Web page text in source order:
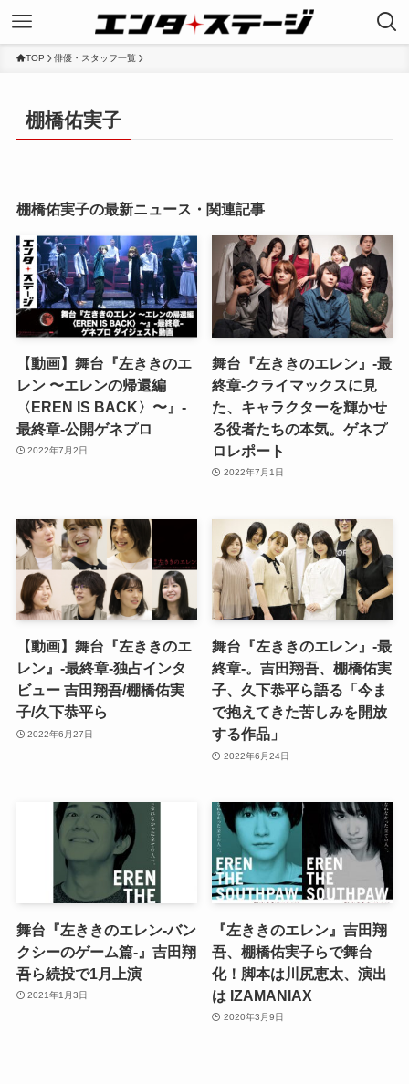
TOP 俳優・スタッフ一覧
棚橋佑実子
棚橋佑実子の最新ニュース・関連記事
【動画】舞台『左ききのエ
レン 〜エレンの帰還編
〈EREN IS BACK〉〜』-
最終章-公開ゲネプロ
2022年7月2日
舞台『左ききのエレン』-最
終章-クライマックスに見
た、キャラクターを輝かせ
る役者たちの本気。ゲネプ
ロレポート
2022年7月1日
【動画】舞台『左ききのエ
レン』-最終章-独占インタ
ビュー 吉田翔吾/棚橋佑実
子/久下恭平ら
2022年6月27日
舞台『左ききのエレン』-最
終章-。吉田翔吾、棚橋佑実
子、久下恭平ら語る「今ま
で抱えてきた苦しみを開放
する作品」
2022年6月24日
舞台『左ききのエレン-バン
クシーのゲーム篇-』吉田翔
吾ら続投で1月上演
2021年1月3日
『左ききのエレン』吉田翔
吾、棚橋佑実子らで舞台
化！脚本は川尻恵太、演出
は IZAMANIAX
2020年3月9日